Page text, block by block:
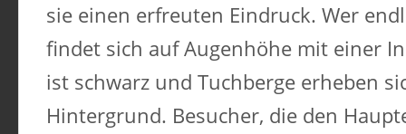
sie einen erfreuten Eindruck. Wer
findet sich auf Augenhöhe mit einer
ist schwarz und Tuchberge erheben
Hintergrund. Besucher, die den